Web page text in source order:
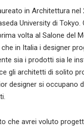
in Architettura nel
University di Tokyo.
volta al Salone del
in Italia i designer
sia i prodotti sia le
gli architetti di solito
designer si occupano
che avrei voluto